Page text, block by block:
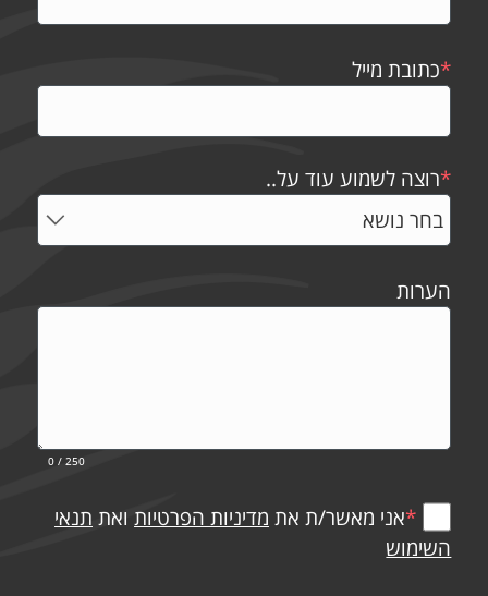
*כתובת מייל
*רוצה לשמוע עוד על..
הערות
0 / 250
*אני מאשר/ת את מדיניות הפרטיות ואת תנאי
השימוש